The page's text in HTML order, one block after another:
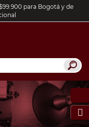
para Bogotá y de
